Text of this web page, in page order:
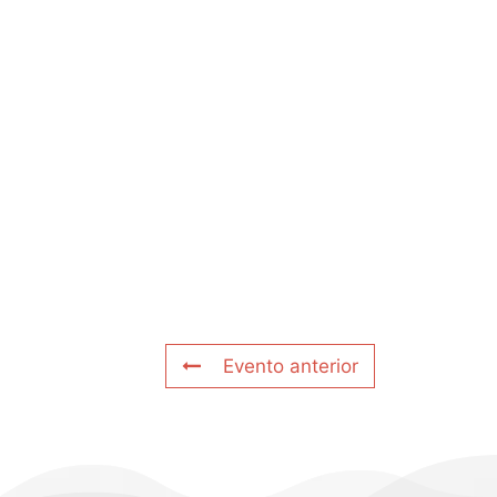
Evento anterior